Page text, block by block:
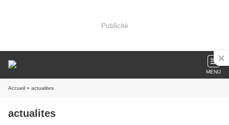
Publicité
MENU
Accueil » actualites
actualites